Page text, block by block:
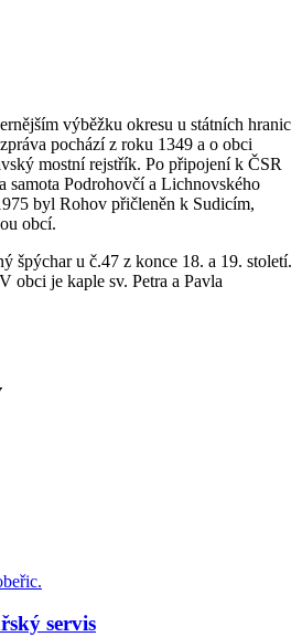
výběžku okresu u státních hranic
pochází z roku 1349 a o obci
mostní rejstřík. Po připojení k ČSR
samota Podrohovčí a Lichnovského
byl Rohov přičleněn k Sudicím,
obcí.
špýchar u č.47 z konce 18. a 19. století.
obci je kaple sv. Petra a Pavla
servis